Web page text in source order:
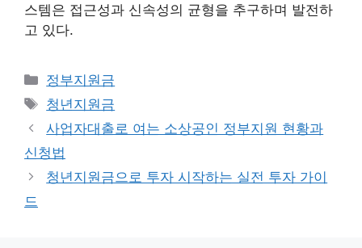
스템은 접근성과 신속성의 균형을 추구하며 발전하
고 있다.
카
테
고
리
정부지원금
태
그
청년지원금
사업자대출로 여는 소상공인 정부지원 현황과
신청법
청년지원금으로 투자 시작하는 실전 투자 가이
드